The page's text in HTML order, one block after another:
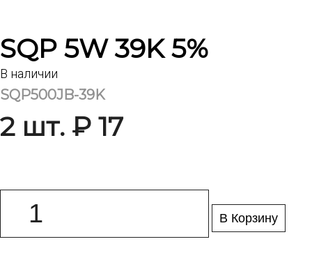
SQP 5W 39K 5%
В наличии
SQP500JB-39K
2 шт. ₽ 17
В Корзину